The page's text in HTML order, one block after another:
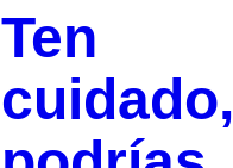
Ten
cuidado,